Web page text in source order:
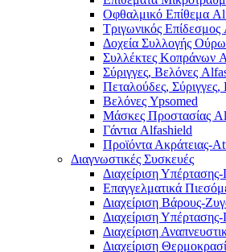
Οφθαλμικό Eπίθεμα
Τριγωνικός
Δοχεία Συλλογής
Συλλέκτες Κοπράνων
Σύριγγες, Βελόνες
Πεταλούδες,
Βελόνες Ypsomed
Μάσκες Προστασίας
Γάντια Alfashield
Προϊόντα Ακράτειας-
Διαγνωστικές Συσκευές
Διαχείριση
Επαγγελματικά
Διαχείριση Βάρους-
Διαχείριση
Διαχείριση
Διαχείριση